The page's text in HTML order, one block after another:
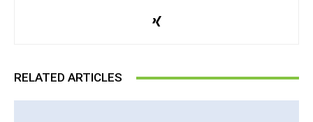
RELATED ARTICLES